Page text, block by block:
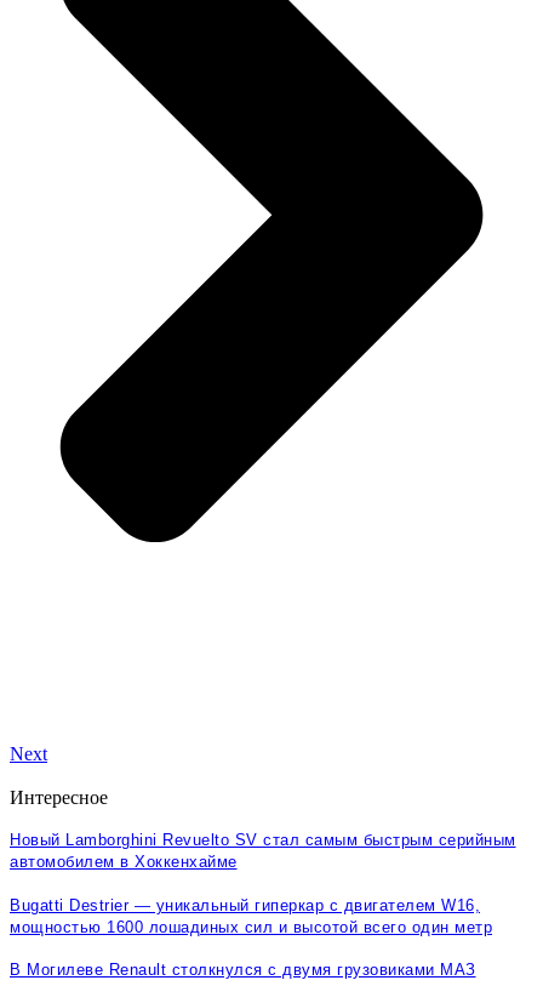
Next
Интересное
Новый Lamborghini Revuelto SV стал самым быстрым серийным
автомобилем в Хоккенхайме
Bugatti Destrier — уникальный гиперкар с двигателем W16,
мощностью 1600 лошадиных сил и высотой всего один метр
В Могилеве Renault столкнулся с двумя грузовиками МАЗ